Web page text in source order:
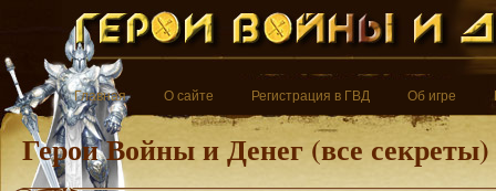
Главная О сайте Регистрация в ГВД Об игре
Герои Войны и Денег (все секреты)